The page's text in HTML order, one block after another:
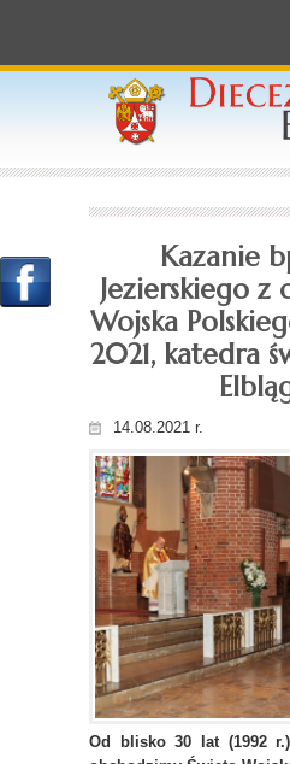
Kazanie
Jezierskiego z
Wojska
2021, katedra
14.08.2021 r.
Od blisko 30 lat (1992